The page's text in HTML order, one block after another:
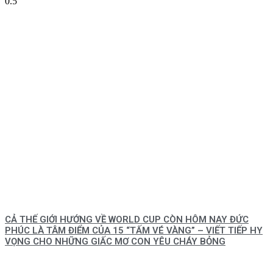
CẢ THẾ GIỚI HƯỚNG VỀ WORLD CUP CÒN HÔM NAY ĐỨC
PHÚC LÀ TÂM ĐIỂM CỦA 15 “TẤM VÉ VÀNG” – VIẾT TIẾP HY
VỌNG CHO NHỮNG GIẤC MƠ CON YÊU CHÁY BỎNG